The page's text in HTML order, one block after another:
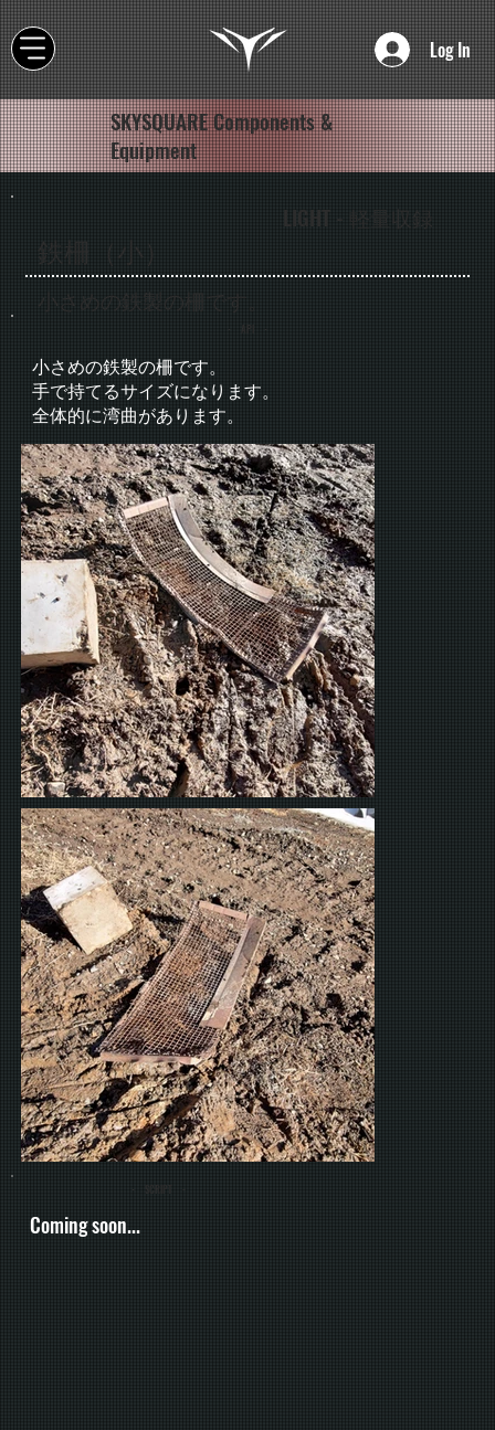
Log In
SKYSQUARE Components &
Equipment
- API -
小さめの鉄製の柵です。
手で持てるサイズになります。
全体的に湾曲があります。
- SCRIPT -
Coming soon...
LIGHT - 軽量収録
鉄柵（小）
小さめの鉄製の柵です。